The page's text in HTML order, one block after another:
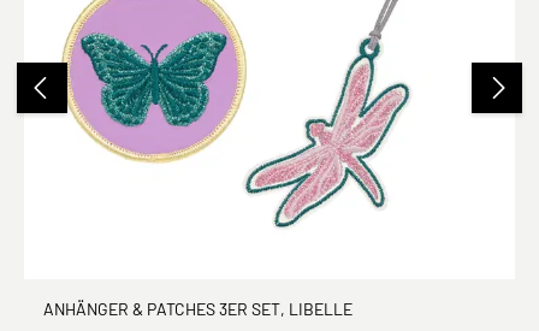
ANHÄNGER & PATCHES 3ER SET, LIBELLE